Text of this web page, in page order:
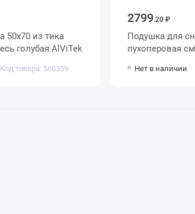
пухоперовая смесь голубая AlViTek
Код товара: 560359
2799.20 ₽
Подушка для сна 70х70 из тика
Нет в наличии